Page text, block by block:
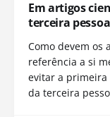
Em artigos
terceira
Como devem os
referência a si
evitar a primeira
da terceira